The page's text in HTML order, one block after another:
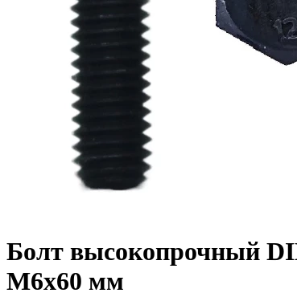
Болт высокопрочный
M6x60 мм